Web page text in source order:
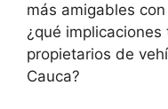
más amigables
¿qué
propietarios de
Cauca?